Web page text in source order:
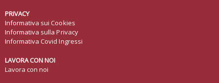
PRIVACY
Informativa sui Cookies
Informativa sulla Privacy
Informativa Covid Ingressi
LAVORA CON NOI
Lavora con noi